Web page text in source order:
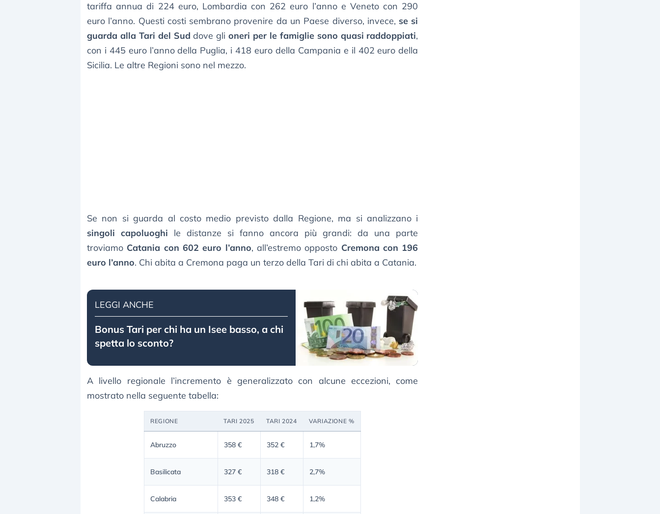
tariffa annua di 224 euro, Lombardia con 262 euro l’anno e Veneto con 290
euro l’anno. Questi costi sembrano provenire da un Paese diverso, invece, se si
guarda alla Tari del Sud dove glioneri per le famiglie sono quasi raddoppiati,
con i 445 euro l’anno della Puglia, i 418 euro della Campania e il 402 euro della
Sicilia. Le altre Regioni sono nel mezzo.
Se non si guarda al costo medio previsto dalla Regione, ma si analizzano i
singoli capoluoghi le distanze si fanno ancora più grandi: da una parte
troviamo Catania con 602 euro l’anno, all’estremo opposto Cremona con 196
euro l’anno. Chi abita a Cremona paga un terzo della Tari di chi abita a Catania.
LEGGI ANCHE
Bonus Tari per chi ha un Isee basso, a chi
spetta lo sconto?
A livello regionale l’incremento è generalizzato con alcune eccezioni, come
mostrato nella seguente tabella:
REGIONE TARI 2025 TARI 2024 VARIAZIONE %
Abruzzo 358 € 352 € 1,7%
Basilicata 327 € 318 € 2,7%
Calabria 353 € 348 € 1,2%